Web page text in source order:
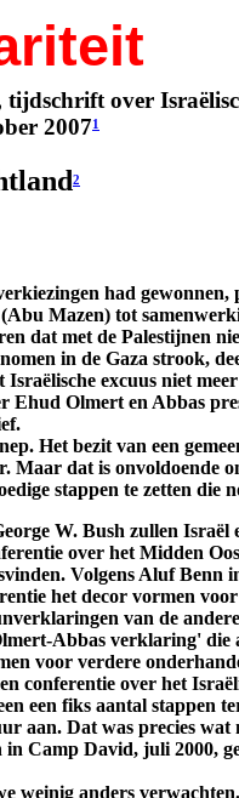
over
20071
2
had gewonnen,
Mazen) tot
dat met de Palestijnen
in de Gaza strook,
Israëlische excuus niet
Ehud Olmert en Abbas
Het bezit van een
Maar dat is onvoldoende
stappen te zetten die
W. Bush zullen Israël
over het Midden
Volgens Aluf Benn
het decor vormen
van de
Abbas verklaring' die
voor verdere
conferentie over het
een fiks aantal stappen
aan. Dat was precies wat
Camp David, juli 2000,
weinig anders